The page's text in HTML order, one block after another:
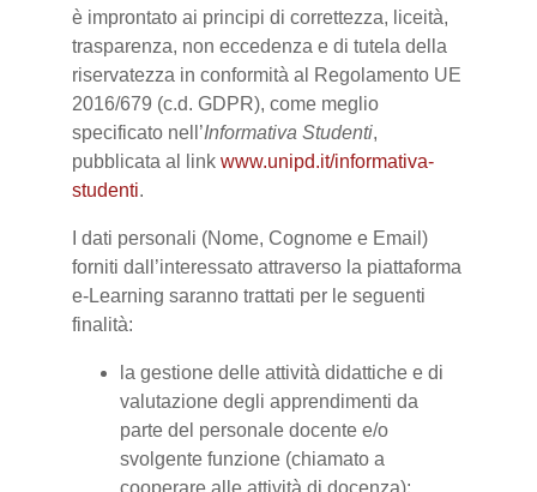
è improntato ai principi di correttezza, liceità,
trasparenza, non eccedenza e di tutela della
riservatezza in conformità al Regolamento UE
2016/679 (c.d. GDPR), come meglio
specificato nell’Informativa Studenti,
pubblicata al link www.unipd.it/informativa-
studenti.
I dati personali (Nome, Cognome e Email)
forniti dall’interessato attraverso la piattaforma
e-Learning saranno trattati per le seguenti
finalità:
la gestione delle attività didattiche e di
valutazione degli apprendimenti da
parte del personale docente e/o
svolgente funzione (chiamato a
cooperare alle attività di docenza);